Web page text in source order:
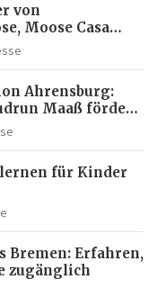
von
Moose Casa
Brasil |
für Bildung
Ahrensburg:
Maaß fördert
Frauen
für Kinder
Bremen: Erfahren,
zugänglich